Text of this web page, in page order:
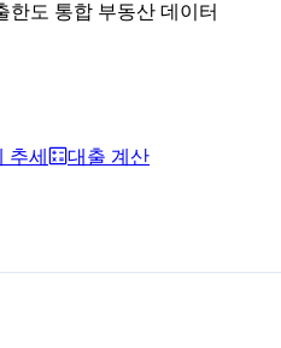
한도 통합 부동산 데이터
추세
대출 계산